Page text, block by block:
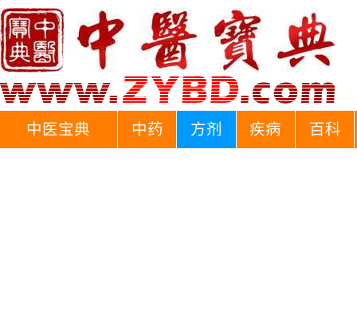
中医宝典 中药 方剂 疾病 百科